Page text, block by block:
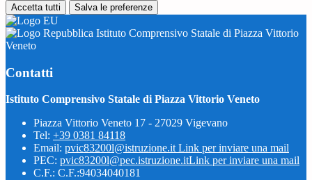
Accetta tutti Salva le preferenze
Istituto Comprensivo Statale di Piazza Vittorio
Veneto
Contatti
Istituto Comprensivo Statale di Piazza Vittorio Veneto
Piazza Vittorio Veneto 17 - 27029 Vigevano
Tel: +39 0381 84118
Email: pvic83200l@istruzione.it Link per inviare una mail
PEC: pvic83200l@pec.istruzione.itLink per inviare una mail
C.F.: C.F.:94034040181